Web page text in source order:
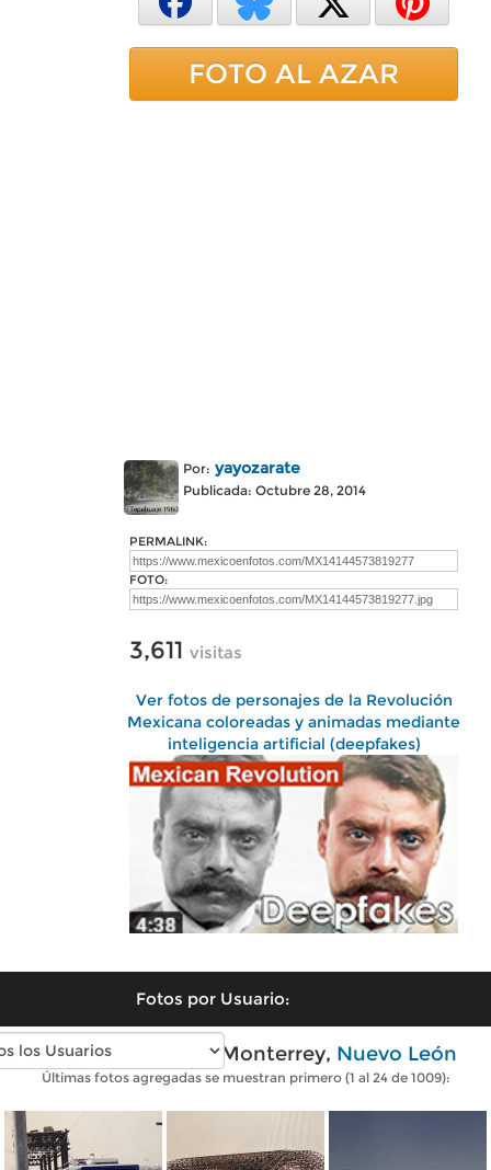
FOTO AL AZAR
Por: yayozarate
Publicada: Octubre 28, 2014
PERMALINK:
FOTO:
3,611 visitas
Ver fotos de personajes de la Revolución
Mexicana coloreadas y animadas mediante
inteligencia artificial (deepfakes)
Fotos por Usuario:
Fotos antiguas de Monterrey, Nuevo León
Últimas fotos agregadas se muestran primero (1 al 24 de 1009):